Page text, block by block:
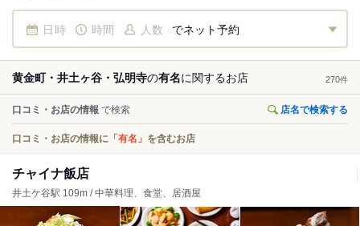
日時 時間 人数 でネット予約
黄金町・井土ヶ谷・弘明寺の有名に関するお店 270件
口コミ・お店の情報 で検索 店名で検索する
口コミ・お店の情報に 「有名」 を含むお店
チャイナ飯店
井土ケ谷駅 109m / 中華料理、食堂、居酒屋